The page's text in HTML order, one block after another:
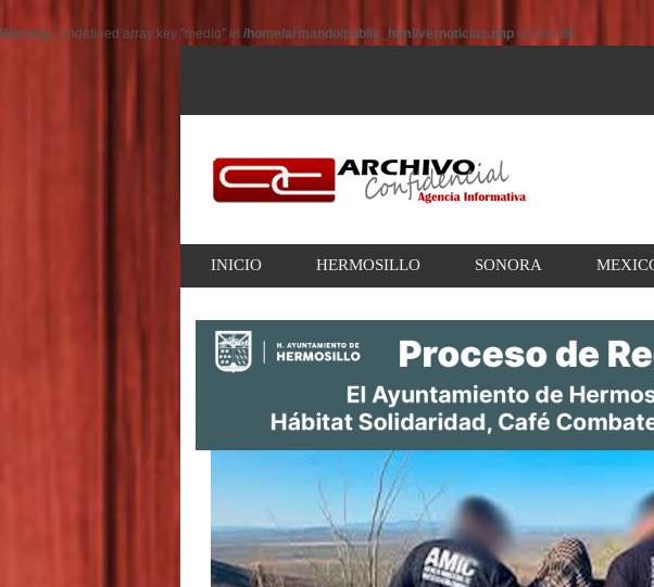
Warning: Undefined array key "medio" in /home/armando/public_html/vernoticias.php on line 66
INICIO HERMOSILLO SONORA